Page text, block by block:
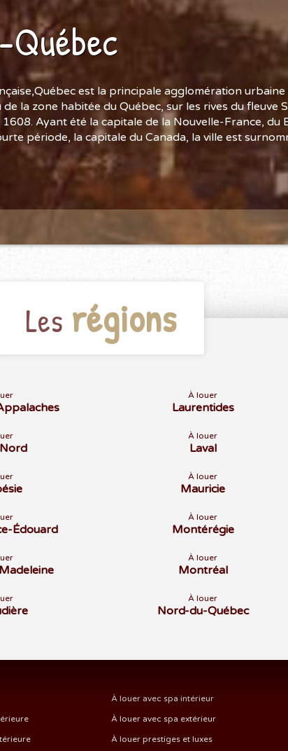
est la principale agglomération urbaine
de la zone habitée du Québec, sur les rives du fleuve
Ayant été la capitale de la Nouvelle-France, du
période, la capitale du Canada, la ville est
Les régions
Édouard
À louer
Laurentides
À louer
Laval
À louer
Mauricie
À louer
Montérégie
À louer
Montréal
À louer
Nord-du-Québec
À louer avec spa intérieur
À louer avec spa extérieur
À louer prestiges et luxes